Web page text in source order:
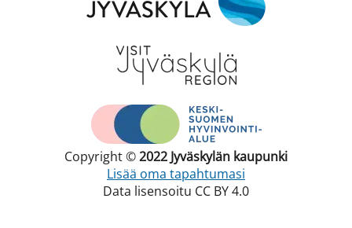
Copyright ©2022 Jyväskylän kaupunki
Lisää oma tapahtumasi
Data lisensoitu CC BY 4.0